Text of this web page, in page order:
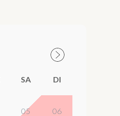
SA DI
05 06